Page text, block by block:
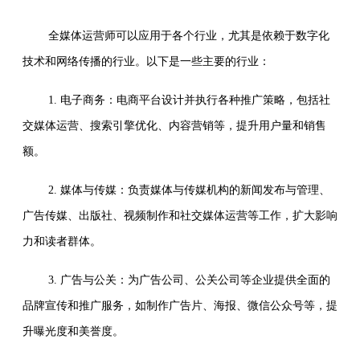
全媒体运营师可以应用于各个行业，尤其是依赖于数字化
技术和网络传播的行业。以下是一些主要的行业：
1. 电子商务：电商平台设计并执行各种推广策略，包括社
交媒体运营、搜索引擎优化、内容营销等，提升用户量和销售
额。
2. 媒体与传媒：负责媒体与传媒机构的新闻发布与管理、
广告传媒、出版社、视频制作和社交媒体运营等工作，扩大影响
力和读者群体。
3. 广告与公关：为广告公司、公关公司等企业提供全面的
品牌宣传和推广服务，如制作广告片、海报、微信公众号等，提
升曝光度和美誉度。